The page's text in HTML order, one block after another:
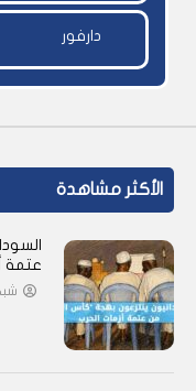
دارفور
الأكثر مشاهدة
عتمة